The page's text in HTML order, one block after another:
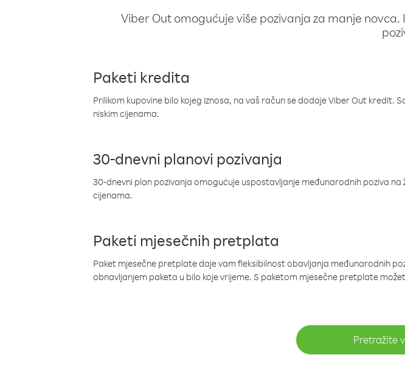
Viber Out omogućuje više pozivanja za manje
Paketi kredita
Prilikom kupovine bilo kojeg iznosa, na vaš račun se dodaje Viber Out kredit.
niskim cijenama.
30-dnevni planovi pozivanja
30-dnevni plan pozivanja omogućuje uspostavljanje međunarodnih poziva
cijenama.
Paketi mjesečnih pretplata
Paket mjesečne pretplate daje vam fleksibilnost obavljanja međunarodnih
obnavljanjem paketa u bilo koje vrijeme. S paketom mjesečne pretplate
Pretražite